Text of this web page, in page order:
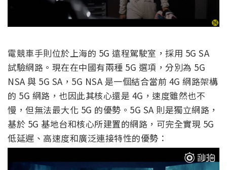
電競車手則位於上海的 5G 遠程駕駛室，採用 5G SA
試驗網路。現在在中國有兩種 5G 選項，分別為 5G
NSA 與 5G SA，5G NSA 是一個結合當前 4G 網路架構
的 5G 網路，也因此其核心還是 4G，速度雖然也不
慢，但無法最大化 5G 的優勢。5G SA 則是獨立網路，
基於 5G 基地台和核心所建置的網路，可完全實現 5G
低延遲、高速度和廣泛連接特性的優勢：